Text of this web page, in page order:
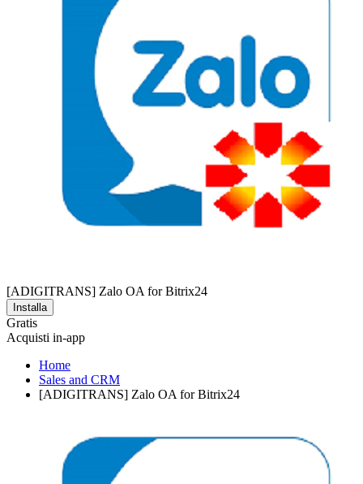
[ADIGITRANS] Zalo OA for Bitrix24
Installa
Gratis
Acquisti in-app
Home
Sales and CRM
[ADIGITRANS] Zalo OA for Bitrix24